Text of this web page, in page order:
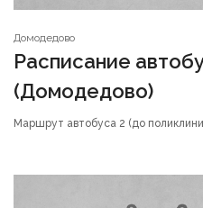
Домодедово
Расписание
(Домодедово)
Маршрут автобуса 2 (до